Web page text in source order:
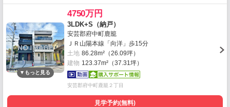
4750万円
3LDK+S（納戸）
安芸郡府中町鹿籠
ＪＲ山陽本線「向洋」歩15分
土地 86.28m²（26.09坪）
建物 123.37m²（37.31坪）
安芸郡府中町鹿籠２丁目
見学予約(無料)